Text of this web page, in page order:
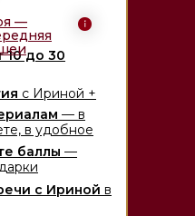
с Ириной в
баллы —
— в
в удобное
с Ириной +
10 до 30
—